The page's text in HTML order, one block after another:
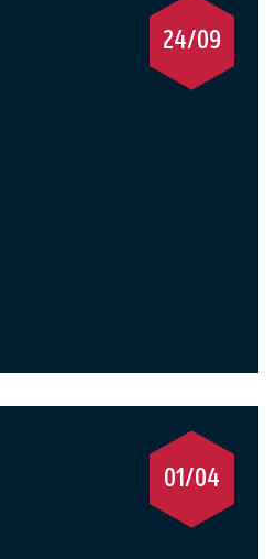
24/09
01/04